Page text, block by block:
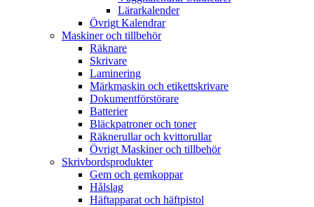
Lärarkalender
Övrigt Kalendrar
Maskiner och tillbehör
Räknare
Skrivare
Laminering
Märkmaskin och etikettskrivare
Dokumentförstörare
Batterier
Bläckpatroner och toner
Räknerullar och kvittorullar
Övrigt Maskiner och tillbehör
Skrivbordsprodukter
Gem och gemkoppar
Hålslag
Häftapparat och häftpistol